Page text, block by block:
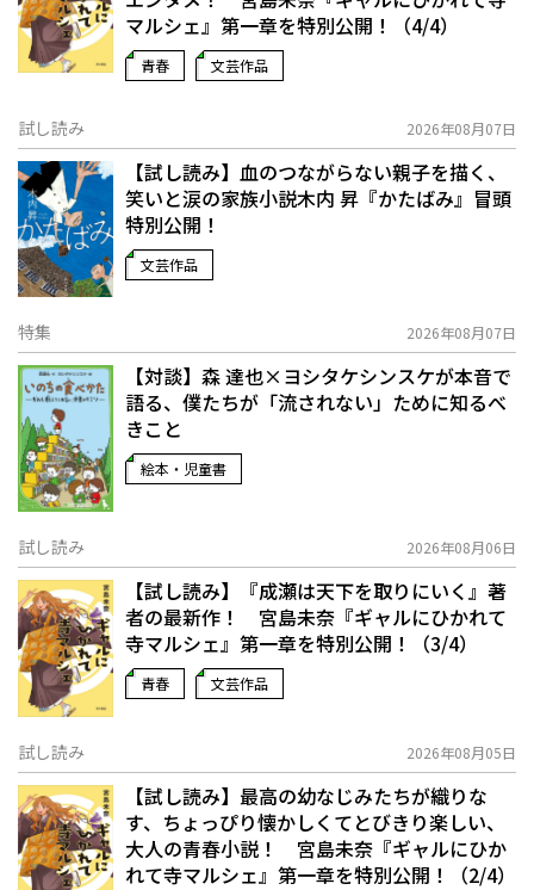
マルシェ』第一章を特別公開！（4/4）
青春 文芸作品
試し読み 2026年08月07日
【試し読み】血のつながらない親子を描く、
笑いと涙の家族小説――木内 昇『かたばみ』冒頭
特別公開！
文芸作品
特集 2026年08月07日
【対談】森 達也×ヨシタケシンスケが本音で
語る、僕たちが「流されない」ために知るべ
きこと
絵本・児童書
試し読み 2026年08月06日
【試し読み】『成瀬は天下を取りにいく』著
者の最新作！ 宮島未奈『ギャルにひかれて
寺マルシェ』第一章を特別公開！（3/4）
青春 文芸作品
試し読み 2026年08月05日
【試し読み】最高の幼なじみたちが織りな
す、ちょっぴり懐かしくてとびきり楽しい、
大人の青春小説！ 宮島未奈『ギャルにひか
れて寺マルシェ』第一章を特別公開！（2/4）